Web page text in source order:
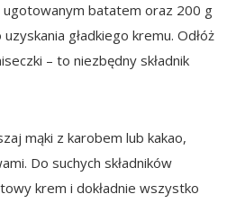
batatem oraz 200 g
gładkiego kremu. Odłóż
– to niezbędny składnik
mąki z karobem lub kakao,
Do suchych składników
krem i dokładnie wszystko